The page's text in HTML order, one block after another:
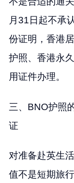
月31日起不承
份证明，香港
护照、香港永
用证件办理。
三、BNO护照
证
对准备赴英生
值不是短期旅